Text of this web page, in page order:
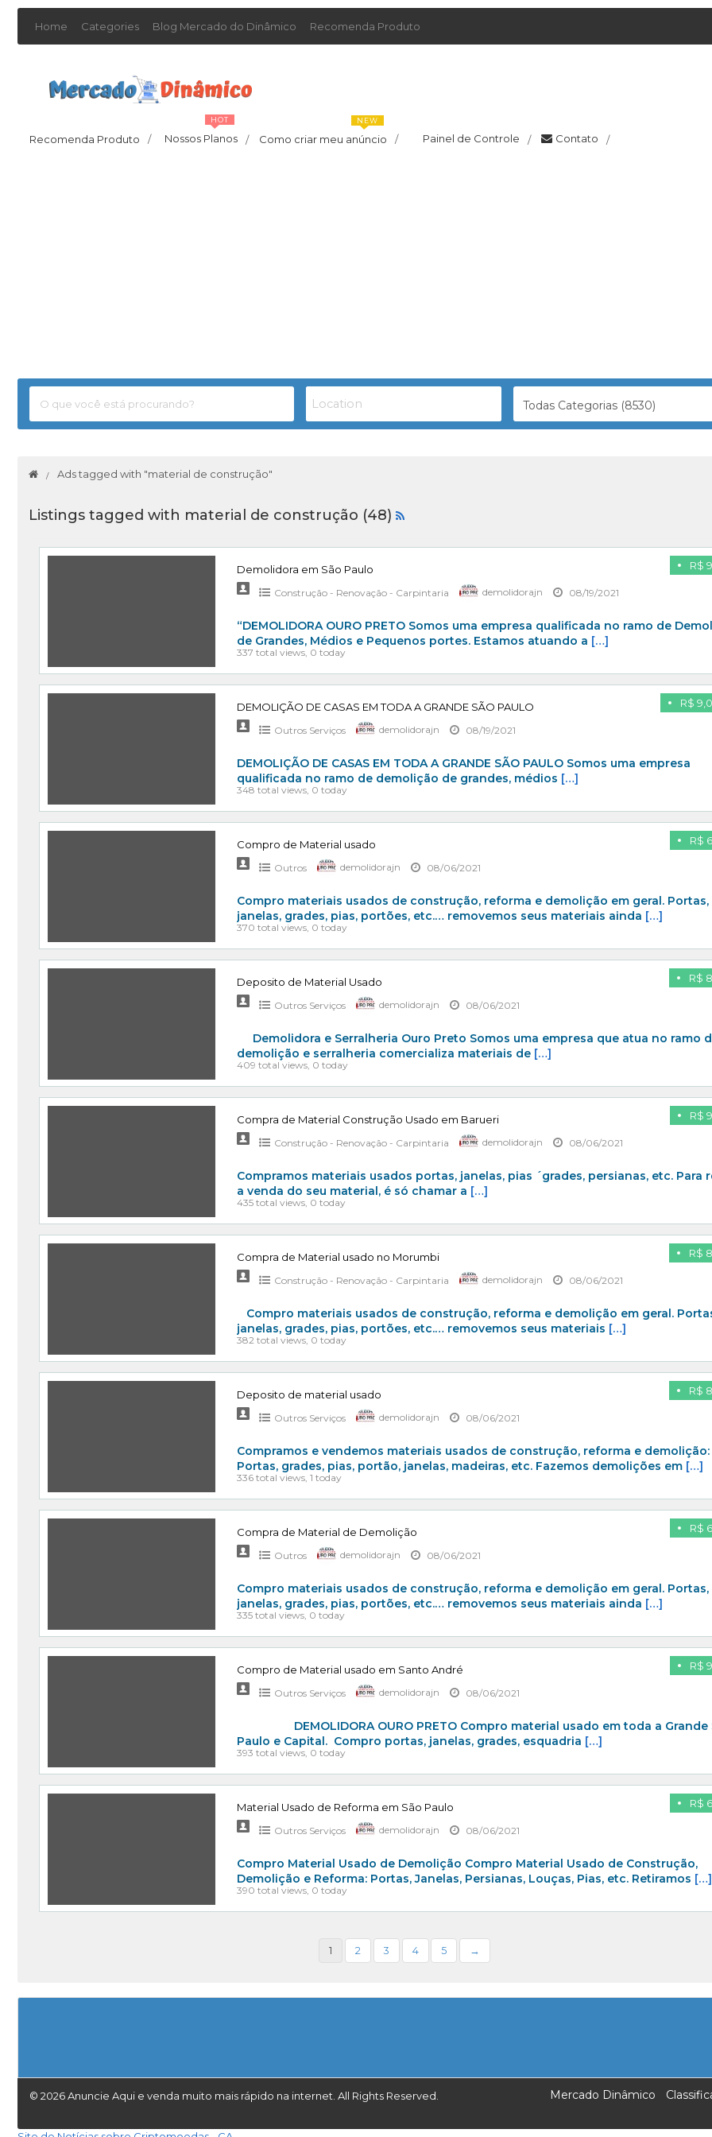
Home Categories Blog Mercado do Dinâmico Recomenda Produto
Recomenda Produto / Nossos Planos /
HOT
Como criar meu anúncio /
NEW
Painel de Controle / Contato /
Todas Categorias (8530)
Ads tagged with "material de construção"
Listings tagged with material de construção (48)
R$
Demolidora em São Paulo
Construção - Renovação - Carpintaria demolidorajn 08/19/2021
“DEMOLIDORA OURO PRETO Somos uma empresa qualificada no ramo de
de Grandes, Médios e Pequenos portes. Estamos atuando a […]
337 total views, 0 today
R$
DEMOLIÇÃO DE CASAS EM TODA A GRANDE SÃO PAULO
Outros Serviços demolidorajn 08/19/2021
DEMOLIÇÃO DE CASAS EM TODA A GRANDE SÃO PAULO Somos uma empresa
qualificada no ramo de demolição de grandes, médios […]
348 total views, 0 today
R$
Compro de Material usado
Outros demolidorajn 08/06/2021
Compro materiais usados de construção, reforma e demolição em geral. Portas,
janelas, grades, pias, portões, etc.… removemos seus materiais ainda […]
370 total views, 0 today
R$
Deposito de Material Usado
Outros Serviços demolidorajn 08/06/2021
Demolidora e Serralheria Ouro Preto Somos uma empresa que atua no ramo
demolição e serralheria comercializa materiais de […]
409 total views, 0 today
R$
Compra de Material Construção Usado em Barueri
Construção - Renovação - Carpintaria demolidorajn 08/06/2021
Compramos materiais usados portas, janelas, pias ´grades, persianas, etc. Para
a venda do seu material, é só chamar a […]
435 total views, 0 today
R$
Compra de Material usado no Morumbi
Construção - Renovação - Carpintaria demolidorajn 08/06/2021
Compro materiais usados de construção, reforma e demolição em geral.
janelas, grades, pias, portões, etc.… removemos seus materiais […]
382 total views, 0 today
R$
Deposito de material usado
Outros Serviços demolidorajn 08/06/2021
Compramos e vendemos materiais usados de construção, reforma e demolição:
Portas, grades, pias, portão, janelas, madeiras, etc. Fazemos demolições em […]
336 total views, 1 today
R$
Compra de Material de Demolição
Outros demolidorajn 08/06/2021
Compro materiais usados de construção, reforma e demolição em geral. Portas,
janelas, grades, pias, portões, etc.… removemos seus materiais ainda […]
335 total views, 0 today
R$
Compro de Material usado em Santo André
Outros Serviços demolidorajn 08/06/2021
DEMOLIDORA OURO PRETO Compro material usado em toda a Grande
Paulo e Capital. Compro portas, janelas, grades, esquadria […]
393 total views, 0 today
R$
Material Usado de Reforma em São Paulo
Outros Serviços demolidorajn 08/06/2021
Compro Material Usado de Demolição Compro Material Usado de Construção,
Demolição e Reforma: Portas, Janelas, Persianas, Louças, Pias, etc. Retiramos […]
390 total views, 0 today
1 2 3 4 5 →
© 2026 Anuncie Aqui e venda muito mais rápido na internet. All Rights Reserved. Mercado Dinâmico